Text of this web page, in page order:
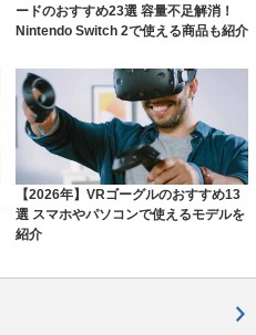
ードのおすすめ23選 容量不足解消！
Nintendo Switch 2で使える商品も紹介
【2026年】VRゴーグルのおすすめ13
選 スマホやパソコンで使えるモデルを
紹介